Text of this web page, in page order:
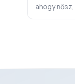
ahogy